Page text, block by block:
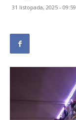
31 listopada, 2025 - 09:59